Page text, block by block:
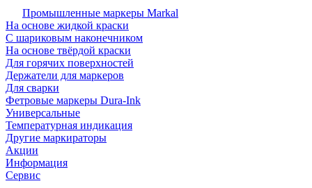
Промышленные маркеры Markal
На основе жидкой краски
С шариковым наконечником
На основе твёрдой краски
Для горячих поверхностей
Держатели для маркеров
Для сварки
Фетровые маркеры Dura-Ink
Универсальные
Температурная индикация
Другие маркираторы
Акции
Информация
Сервис